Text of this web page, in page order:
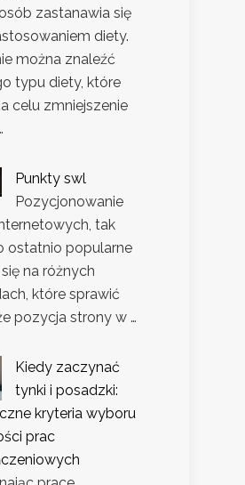
zastanawia się
diety.
można znaleźć
typu diety, które
celu zmniejszenie
Punkty swl
Pozycjonowanie
tak
ostatnio popularne
na różnych
które sprawić
pozycja strony w …
Kiedy zaczynać
tynki i posadzki:
kryteria wyboru
prac